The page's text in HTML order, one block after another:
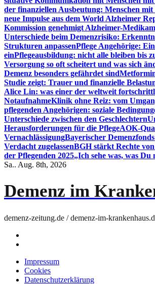
der finanziellen Ausbeutung: Menschen mit
neue Impulse aus dem World Alzheimer
Kommission genehmigt Alzheimer-
Unterschiede beim Demenzrisiko:
Strukturen anpassenPflege Angehörige:
einPflegeausbildung: nicht alle bleiben bis
Versorgung so oft scheitert und was sich
Demenz besonders gefährdet sind
Studie zeigt: Trauer und finanzielle
Alice Lin: was einer der weltweit
NotaufnahmeKlinik ohne Reiz: vom
pflegenden Angehörigen: soziale
Unterschiede zwischen den Geschlechtern
Herausforderungen für die PflegeAOK-
VernachlässigungBayerischer
Verdacht zugelassenBGH stärkt Rechte
der Pflegenden 2025„Ich sehe was, was
Sa.. Aug. 8th, 2026
Demenz im
demenz-zeitung.de / demenz-im-
Impressum
Cookies
Datenschutzerklärung